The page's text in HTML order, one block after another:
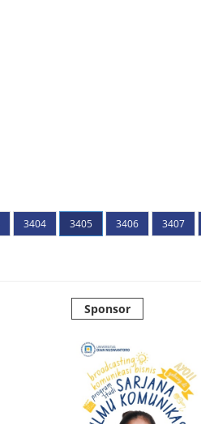
3404 3405 3406 3407
Sponsor